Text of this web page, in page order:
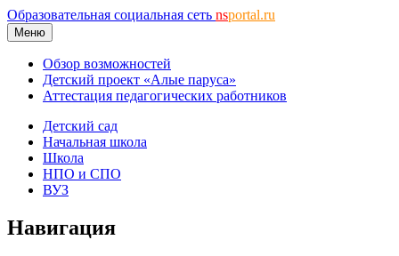
Образовательная социальная сеть nsportal.ru
Меню
Обзор возможностей
Детский проект «Алые паруса»
Аттестация педагогических работников
Детский сад
Начальная школа
Школа
НПО и СПО
ВУЗ
Навигация